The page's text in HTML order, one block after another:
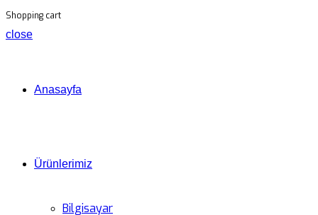
Shopping cart
close
Anasayfa
Ürünlerimiz
Bilgisayar